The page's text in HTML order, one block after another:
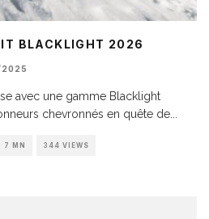
BLACKLIGHT 2026
2025
avec une gamme Blacklight
chevronnés en quête de
7 MN 344 VIEWS